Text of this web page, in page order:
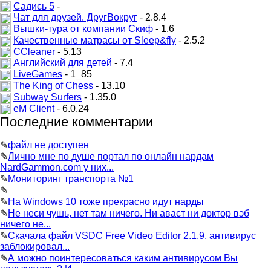
Садись 5 -
Чат для друзей. ДругВокруг - 2.8.4
Вышки-тура от компании Скиф - 1.6
Качественные матрасы от Sleep&fly - 2.5.2
CCleaner - 5.13
Английский для детей - 7.4
LiveGames - 1_85
The King of Chess - 13.10
Subway Surfers - 1.35.0
eM Client- 6.0.24
Последние комментарии
✎файл не доступен
✎Лично мне по душе портал по онлайн нардам
NardGammon.com у них...
✎Мониторинг транспорта №1
✎
✎На Windows 10 тоже прекрасно идут нарды
✎Не неси чушь, нет там ничего. Ни аваст ни доктор вэб
ничего не...
✎Скачала файл VSDC Free Video Editor 2.1.9, антивирус
заблокировал...
✎А можно поинтересоваться каким антивирусом Вы